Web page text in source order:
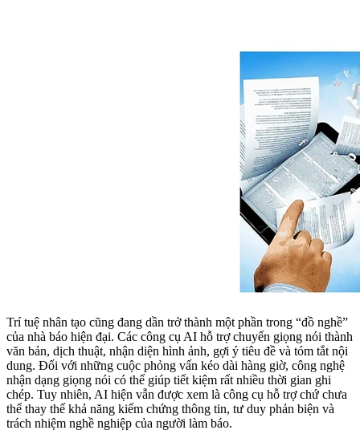
Trí tuệ nhân tạo cũng đang dần trở thành một phần trong “đồ nghề”
của nhà báo hiện đại. Các công cụ AI hỗ trợ chuyển giọng nói thành
văn bản, dịch thuật, nhận diện hình ảnh, gợi ý tiêu đề và tóm tắt nội
dung. Đối với những cuộc phỏng vấn kéo dài hàng giờ, công nghệ
nhận dạng giọng nói có thể giúp tiết kiệm rất nhiều thời gian ghi
chép. Tuy nhiên, AI hiện vẫn được xem là công cụ hỗ trợ chứ chưa
thể thay thế khả năng kiểm chứng thông tin, tư duy phản biện và
trách nhiệm nghề nghiệp của người làm báo.